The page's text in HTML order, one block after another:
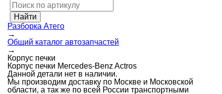
Разборка Атего
→
Общий каталог автозапчастей
→
Корпус печки
Корпус печки Mercedes-Benz Actros
Данной детали нет в наличии.
Мы производим доставку по Москве и Московской
области, а так же по всей России транспортными